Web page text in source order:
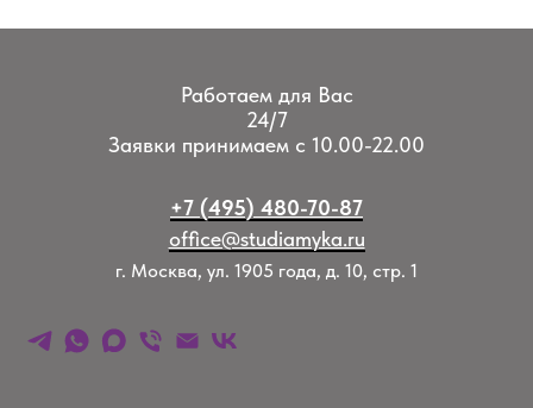
Работаем для Вас
24/7
Заявки принимаем с 10.00-22.00
+7 (495) 480-70-87
office@studiamyka.ru
г. Москва, ул. 1905 года, д. 10, стр. 1